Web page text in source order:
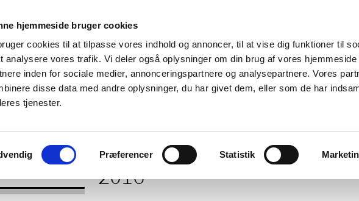
hjemmeside bruger cookies
cookies til at tilpasse vores indhold og annoncer, til at vise dig funktioner til
analysere vores trafik. Vi deler også oplysninger om din brug af vores
inden for sociale medier, annonceringspartnere og analysepartnere. Vores
disse data med andre oplysninger, du har givet dem, eller som de har
tjenester.
Præferencer Statistik
Nyheder Om os Kontakt
og
Bivirkninger og
produktinformation
Tilskud og
Apoteker og salg af
2016